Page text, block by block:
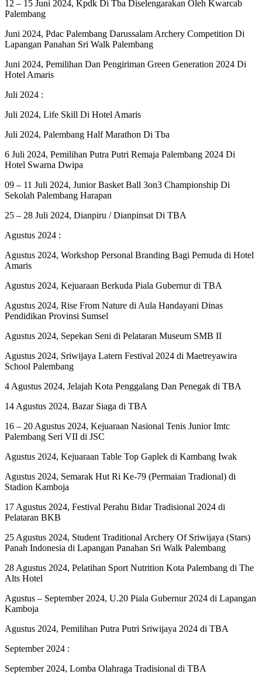
12 – 15 Juni 2024, Kpdk Di Tba Diselengarakan Oleh Kwarcab
Palembang
Juni 2024, Pdac Palembang Darussalam Archery Competition Di
Lapangan Panahan Sri Walk Palembang
Juni 2024, Pemilihan Dan Pengiriman Green Generation 2024 Di
Hotel Amaris
Juli 2024 :
Juli 2024, Life Skill Di Hotel Amaris
Juli 2024, Palembang Half Marathon Di Tba
6 Juli 2024, Pemilihan Putra Putri Remaja Palembang 2024 Di
Hotel Swarna Dwipa
09 – 11 Juli 2024, Junior Basket Ball 3on3 Championship Di
Sekolah Palembang Harapan
25 – 28 Juli 2024, Dianpiru / Dianpinsat Di TBA
Agustus 2024 :
Agustus 2024, Workshop Personal Branding Bagi Pemuda di Hotel
Amaris
Agustus 2024, Kejuaraan Berkuda Piala Gubernur di TBA
Agustus 2024, Rise From Nature di Aula Handayani Dinas
Pendidikan Provinsi Sumsel
Agustus 2024, Sepekan Seni di Pelataran Museum SMB II
Agustus 2024, Sriwijaya Latern Festival 2024 di Maetreyawira
School Palembang
4 Agustus 2024, Jelajah Kota Penggalang Dan Penegak di TBA
14 Agustus 2024, Bazar Siaga di TBA
16 – 20 Agustus 2024, Kejuaraan Nasional Tenis Junior Imtc
Palembang Seri VII di JSC
Agustus 2024, Kejuaraan Table Top Gaplek di Kambang Iwak
Agustus 2024, Semarak Hut Ri Ke-79 (Permaian Tradional) di
Stadion Kamboja
17 Agustus 2024, Festival Perahu Bidar Tradisional 2024 di
Pelataran BKB
25 Agustus 2024, Student Traditional Archery Of Sriwijaya (Stars)
Panah Indonesia di Lapangan Panahan Sri Walk Palembang
28 Agustus 2024, Pelatihan Sport Nutrition Kota Palembang di The
Alts Hotel
Agustus – September 2024, U.20 Piala Gubernur 2024 di Lapangan
Kamboja
Agustus 2024, Pemilihan Putra Putri Sriwijaya 2024 di TBA
September 2024 :
September 2024, Lomba Olahraga Tradisional di TBA